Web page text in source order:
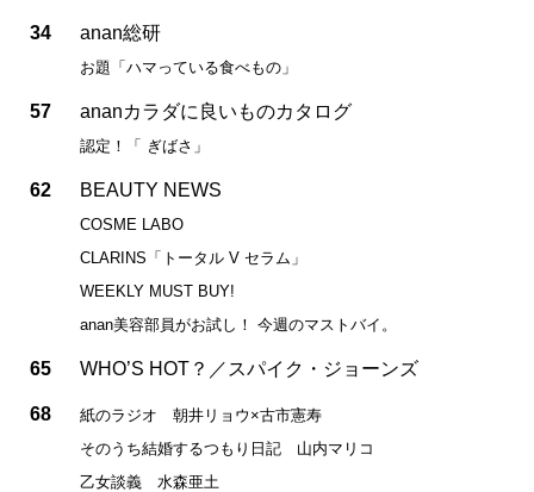
34 anan総研
お題「ハマっている食べもの」
57 ananカラダに良いものカタログ
認定！「 ぎばさ」
62 BEAUTY NEWS
COSME LABO
CLARINS「トータル V セラム」
WEEKLY MUST BUY!
anan美容部員がお試し！ 今週のマストバイ。
65 WHO’S HOT？／スパイク・ジョーンズ
68
紙のラジオ 朝井リョウ×古市憲寿
そのうち結婚するつもり日記 山内マリコ
乙女談義 水森亜土